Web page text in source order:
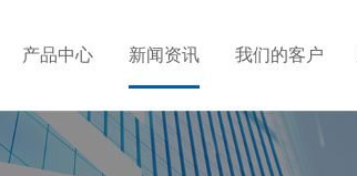
产品中心 新闻资讯 我们的客户